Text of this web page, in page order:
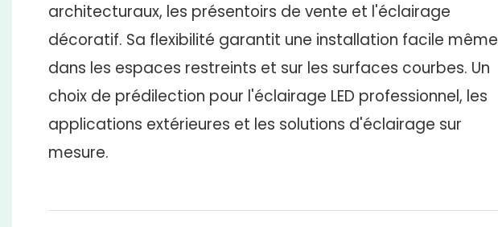
architecturaux, les présentoirs de vente et l'éclairage
décoratif. Sa flexibilité garantit une installation facile même
dans les espaces restreints et sur les surfaces courbes. Un
choix de prédilection pour l'éclairage LED professionnel, les
applications extérieures et les solutions d'éclairage sur
mesure.